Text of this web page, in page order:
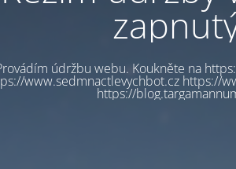
údržbu webu. Koukněte na
www.sedmnactlevychbot.cz https://
https://